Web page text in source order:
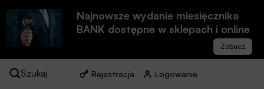
Najnowsze wydanie miesięcznika
BANK dostępne w sklepach i online
Szukaj Rejestracja Logowanie